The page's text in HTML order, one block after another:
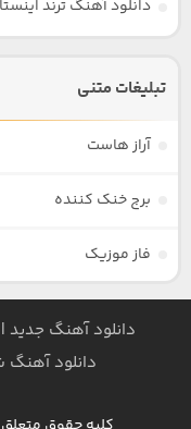
دانلود آهنگ ترند
تبلیغات متنی
آراز هاست
برج خنک کننده
فاز موزیک
دانلود آهنگ جدید |
دانلود آهنگ